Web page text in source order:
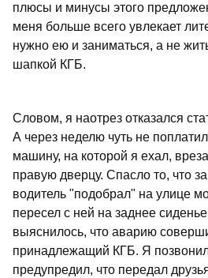
плюсы и минусы этого
меня больше всего увлекает
нужно ею и заниматься, а не
шапкой КГБ.
Словом, я наотрез отказался
А через неделю чуть не
машину, на которой я ехал,
правую дверцу. Спасло то, что
водитель "подобрал" на улице
пересел с ней на заднее
выяснилось, что аварию
принадлежащий КГБ. Я позвонил
предупредил, что передал